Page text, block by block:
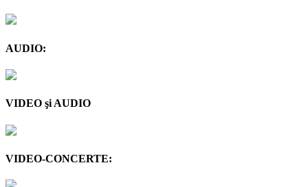
AUDIO:
VIDEO şi AUDIO
VIDEO-CONCERTE: